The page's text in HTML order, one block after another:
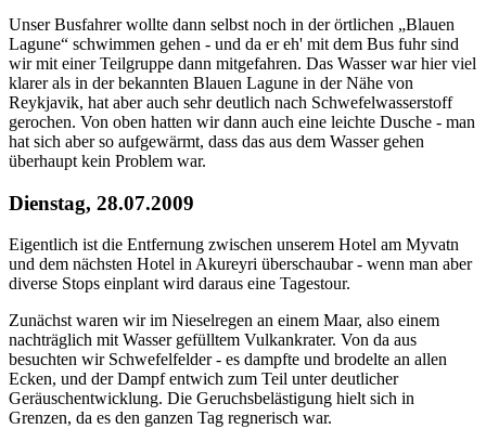
Unser Busfahrer wollte dann selbst noch in der örtlichen „Blauen
Lagune“ schwimmen gehen - und da er eh' mit dem Bus fuhr sind
wir mit einer Teilgruppe dann mitgefahren. Das Wasser war hier viel
klarer als in der bekannten Blauen Lagune in der Nähe von
Reykjavik, hat aber auch sehr deutlich nach Schwefelwasserstoff
gerochen. Von oben hatten wir dann auch eine leichte Dusche - man
hat sich aber so aufgewärmt, dass das aus dem Wasser gehen
überhaupt kein Problem war.
Dienstag, 28.07.2009
Eigentlich ist die Entfernung zwischen unserem Hotel am Myvatn
und dem nächsten Hotel in Akureyri überschaubar - wenn man aber
diverse Stops einplant wird daraus eine Tagestour.
Zunächst waren wir im Nieselregen an einem Maar, also einem
nachträglich mit Wasser gefülltem Vulkankrater. Von da aus
besuchten wir Schwefelfelder - es dampfte und brodelte an allen
Ecken, und der Dampf entwich zum Teil unter deutlicher
Geräuschentwicklung. Die Geruchsbelästigung hielt sich in
Grenzen, da es den ganzen Tag regnerisch war.